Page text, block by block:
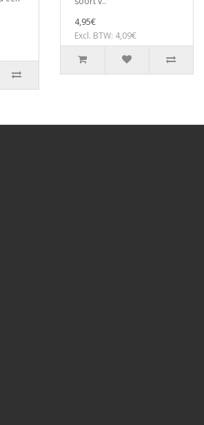
4,95€
Excl. BTW: 4,09€